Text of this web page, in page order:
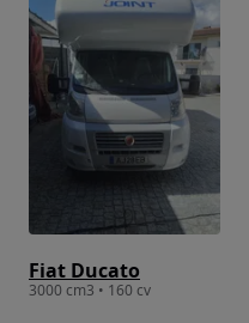
Fiat Ducato
3000 cm3 • 160 cv